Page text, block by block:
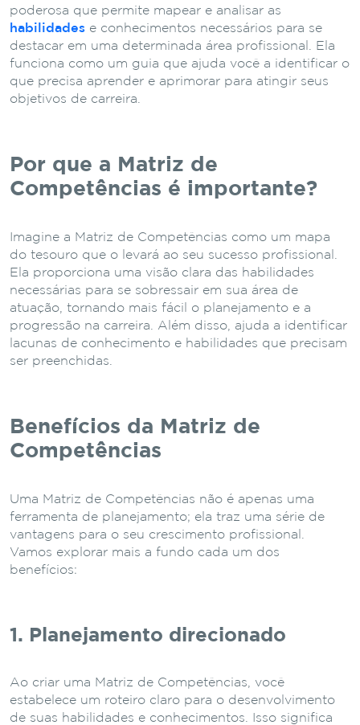
poderosa que permite mapear e analisar as
habilidades e conhecimentos necessários para se
destacar em uma determinada área profissional. Ela
funciona como um guia que ajuda você a identificar o
que precisa aprender e aprimorar para atingir seus
objetivos de carreira.
Por que a Matriz de
Competências é importante?
Imagine a Matriz de Competências como um mapa
do tesouro que o levará ao seu sucesso profissional.
Ela proporciona uma visão clara das habilidades
necessárias para se sobressair em sua área de
atuação, tornando mais fácil o planejamento e a
progressão na carreira. Além disso, ajuda a identificar
lacunas de conhecimento e habilidades que precisam
ser preenchidas.
Benefícios da Matriz de
Competências
Uma Matriz de Competências não é apenas uma
ferramenta de planejamento; ela traz uma série de
vantagens para o seu crescimento profissional.
Vamos explorar mais a fundo cada um dos
benefícios:
1. Planejamento direcionado
Ao criar uma Matriz de Competências, você
estabelece um roteiro claro para o desenvolvimento
de suas habilidades e conhecimentos. Isso significa